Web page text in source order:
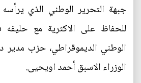
جبهة التحرير الوطني الذي
للحفاظ على الاكثرية مع حليفه
الوطني الديموقراطي، حزب مدير
الوزراء الاسبق أحمد اويحيى.